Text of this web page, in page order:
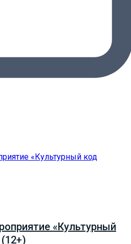
«Культурный